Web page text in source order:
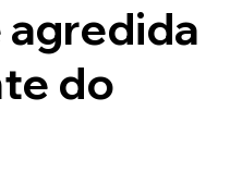
agredida
do